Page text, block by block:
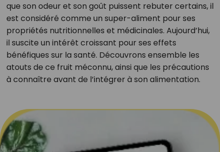
que son odeur et son goût puissent rebuter certains, il
est considéré comme un super-aliment pour ses
propriétés nutritionnelles et médicinales. Aujourd’hui,
il suscite un intérêt croissant pour ses effets
bénéfiques sur la santé. Découvrons ensemble les
atouts de ce fruit méconnu, ainsi que les précautions
à connaître avant de l’intégrer à son alimentation.